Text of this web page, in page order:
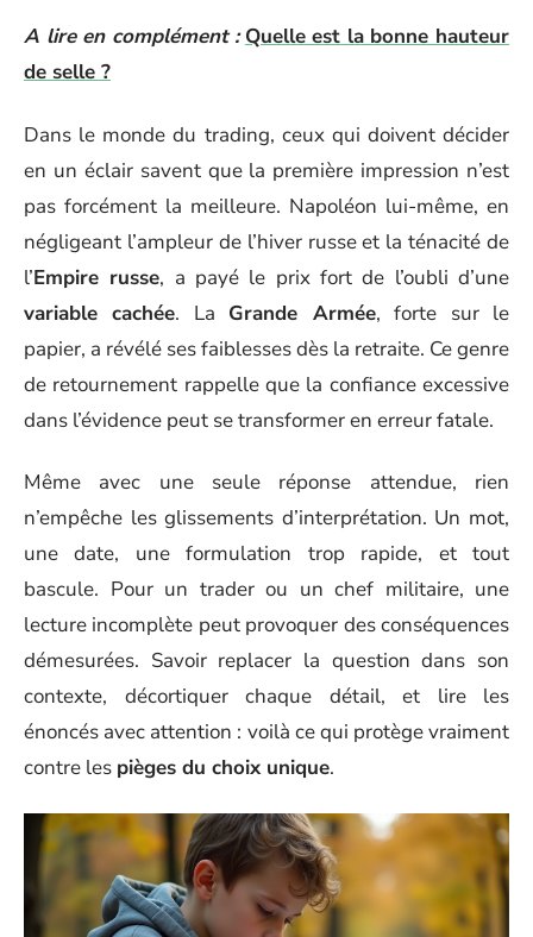
A lire en complément : Quelle est la bonne hauteur
de selle ?
Dans le monde du trading, ceux qui doivent décider
en un éclair savent que la première impression n’est
pas forcément la meilleure. Napoléon lui-même, en
négligeant l’ampleur de l’hiver russe et la ténacité de
l’Empire russe, a payé le prix fort de l’oubli d’une
variable cachée. La Grande Armée, forte sur le
papier, a révélé ses faiblesses dès la retraite. Ce genre
de retournement rappelle que la confiance excessive
dans l’évidence peut se transformer en erreur fatale.
Même avec une seule réponse attendue, rien
n’empêche les glissements d’interprétation. Un mot,
une date, une formulation trop rapide, et tout
bascule. Pour un trader ou un chef militaire, une
lecture incomplète peut provoquer des conséquences
démesurées. Savoir replacer la question dans son
contexte, décortiquer chaque détail, et lire les
énoncés avec attention : voilà ce qui protège vraiment
contre les pièges du choix unique.